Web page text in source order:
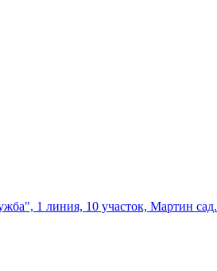
1 линия, 10 участок, Мартин сад.